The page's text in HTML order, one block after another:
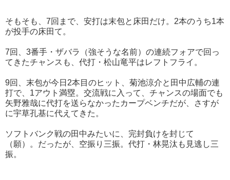
そもそも、7回まで、安打は末包と床田だけ。2本のうち1本
が投手の床田て。
7回、3番手・ザバラ（強そうな名前）の連続フォアで回っ
てきたチャンスも、代打・松山竜平はレフトフライ。
9回、末包が今日2本目のヒット、菊池涼介と田中広輔の連
打で、1アウト満塁。交流戦に入って、チャンスの場面でも
矢野雅哉に代打を送らなかったカープベンチだが、さすが
に宇草孔基に代えてきた。
ソフトバンク戦の田中みたいに、完封負けを封じて
（願）。だったが、空振り三振。代打・林晃汰も見逃し三
振。